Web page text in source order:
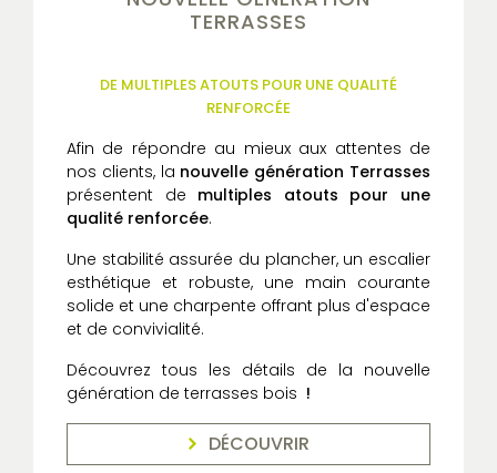
TERRASSES
DE MULTIPLES ATOUTS POUR UNE QUALITÉ
RENFORCÉE
Afin de répondre au mieux aux attentes de
nos clients, la nouvelle génération Terrasses
présentent de multiples atouts pour une
qualité renforcée.
Une stabilité assurée du plancher, un escalier
esthétique et robuste, une main courante
solide et une charpente offrant plus d'espace
et de convivialité.
Découvrez tous les détails de la nouvelle
génération de terrasses bois !
DÉCOUVRIR